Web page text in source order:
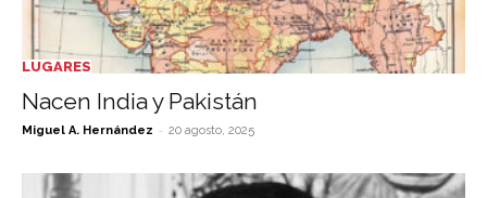
LUGARES
Nacen India y Pakistán
Miguel A. Hernández - 20 agosto, 2025